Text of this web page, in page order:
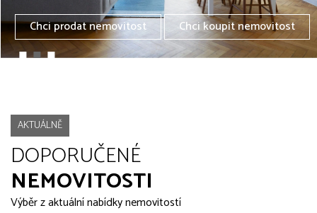
Chci prodat nemovitost Chci koupit nemovitost
AKTUÁLNĚ
DOPORUČENÉ
NEMOVITOSTI
Výběr z aktuální nabídky nemovitostí